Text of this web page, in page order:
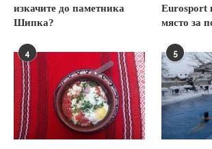
изкачите до паметника
Шипка?
Eurosport
място за
4 5